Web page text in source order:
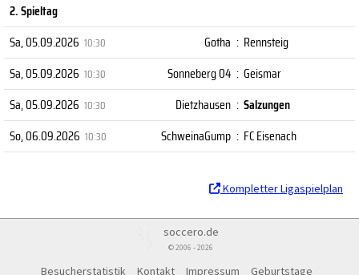
2. Spieltag
Sa, 05.09.2026 10:30 Gotha : Rennsteig
Sa, 05.09.2026 10:30 Sonneberg 04 : Geismar
Sa, 05.09.2026 10:30 Dietzhausen : Salzungen
So, 06.09.2026 10:30 SchweinaGump : FC Eisenach
Kompletter Ligaspielplan
soccero.de
© 2006 - 2026
Besucherstatistik Kontakt Impressum Geburtstage